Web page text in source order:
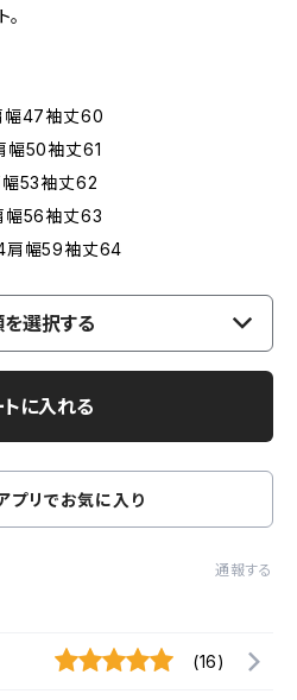
幅47袖丈60
幅50袖丈61
幅53袖丈62
幅56袖丈63
肩幅59袖丈64
選択する
に入れる
プリでお気に入り
通報する
(16)